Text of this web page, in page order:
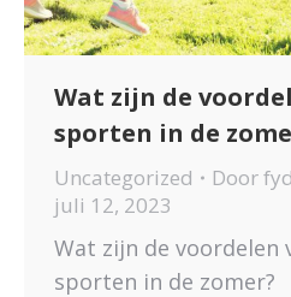
Wat zijn de
sporten in de
Uncategorized Door
juli 12, 2023
Wat zijn de voordelen
sporten in de